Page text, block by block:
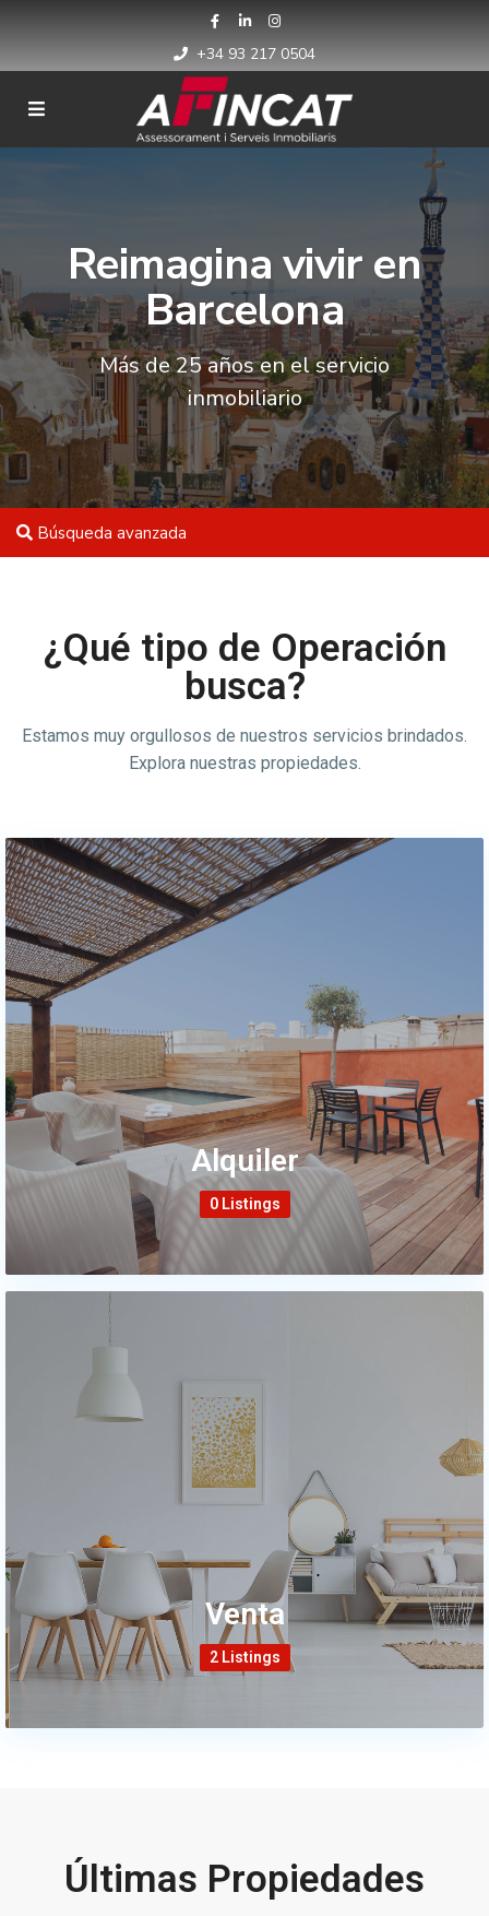
+34 93 217 0504
Reimagina vivir en
Barcelona
Más de 25 años en el servicio
inmobiliario
Búsqueda avanzada
¿Qué tipo de Operación
busca?
Estamos muy orgullosos de nuestros servicios brindados.
Explora nuestras propiedades.
Alquiler
0 Listings
Venta
2 Listings
Últimas Propiedades